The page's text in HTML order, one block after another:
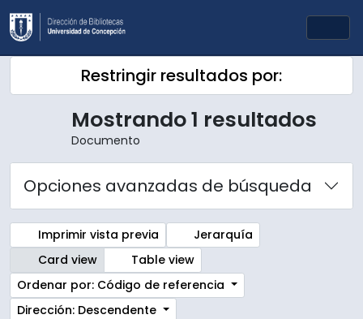
Skip to main content
Restringir resultados por:
Mostrando 1 resultados
Documento
Opciones avanzadas de búsqueda
Imprimir vista previa
Jerarquía
Card view
Table view
Ordenar por: Código de referencia
Dirección: Descendente